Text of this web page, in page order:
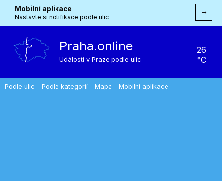
Mobilní aplikace
Nastavte si notifikace podle ulic
→
Praha.online
Události v Praze podle ulic
26
°C
Podle ulic - Podle kategorií - Mapa - Mobilní aplikace